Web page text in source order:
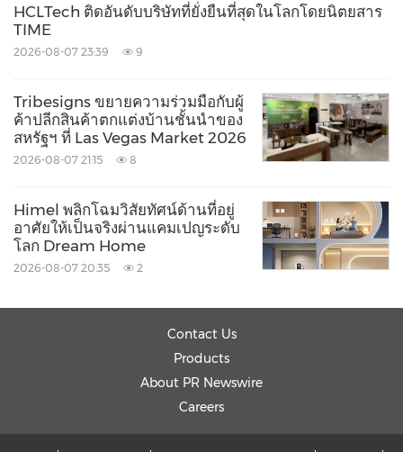
HCLTech ติดอันดับบริษัทที่ยั่งยืนที่สุดในโลกโดยนิตยสาร
TIME
2026-08-07 23:39 9
Tribesigns ขยายความร่วมมือกับผู้
ค้าปลีกสินค้าตกแต่งบ้านชั้นนำของ
สหรัฐฯ ที่ Las Vegas Market 2026
2026-08-07 21:15 8
Himel พลิกโฉมวิสัยทัศน์ด้านที่อยู่
อาศัยให้เป็นจริงผ่านแคมเปญระดับ
โลก Dream Home
2026-08-07 20:35 2
Contact Us
Products
About PR Newswire
Careers